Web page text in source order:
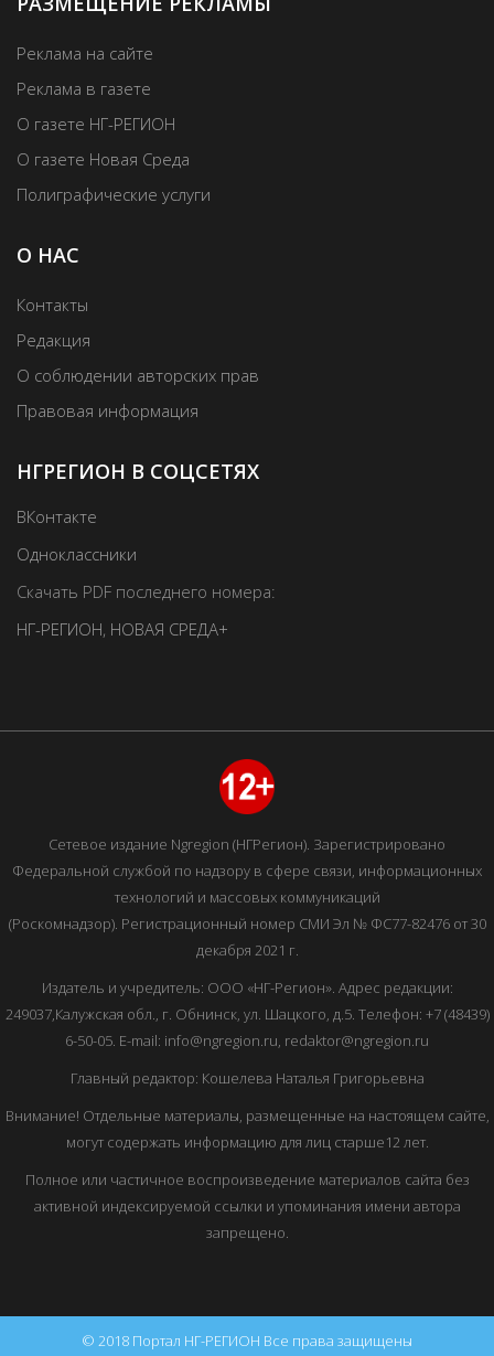
Реклама на сайте
Реклама в газете
О газете НГ-РЕГИОН
О газете Новая Среда
Полиграфические услуги
О НАС
Контакты
Редакция
О соблюдении авторских прав
Правовая информация
НГРЕГИОН В СОЦСЕТЯХ
ВКонтакте
Одноклассники
Скачать PDF последнего номера:
НГ-РЕГИОН, НОВАЯ СРЕДА+
Сетевое издание Ngregion (НГРегион). Зарегистрировано
Федеральной службой по надзору в сфере связи, информационных
технологий и массовых коммуникаций
(Роскомнадзор). Регистрационный номер СМИ Эл № ФС77-82476 от 30
декабря 2021 г.
Издатель и учредитель: ООО «НГ-Регион». Адрес редакции:
249037,Калужская обл., г. Обнинск, ул. Шацкого, д.5. Телефон: +7 (48439)
6-50-05. E-mail: info@ngregion.ru, redaktor@ngregion.ru
Главный редактор: Кошелева Наталья Григорьевна
Внимание! Отдельные материалы, размещенные на настоящем сайте,
могут содержать информацию для лиц старше12 лет.
Полное или частичное воспроизведение материалов сайта без
активной индексируемой ссылки и упоминания имени автора
запрещено.
© 2018 Портал НГ-РЕГИОН Все права защищены